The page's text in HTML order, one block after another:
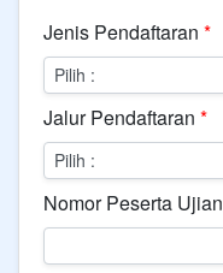
Jenis Pendaftaran *
Jalur Pendaftaran *
Nomor Peserta